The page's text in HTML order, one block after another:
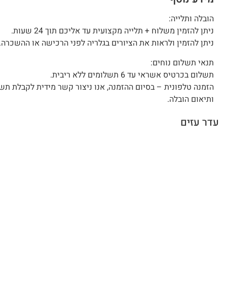
הובלה ותלייה:
ניתן להזמין משלוח + תלייה מקצועית עד אליכם תוך 24 שעות.
ניתן להזמין ולראות את הציורים בגלריה לפני הרכישה או
תנאי תשלום נוחים:
תשלום בכרטיס אשראי עד 6 תשלומים ללא ריבית.
הזמנה טלפונית – בסיום ההזמנה, אנו ניצור קשר מידית לקבלת
ותיאום הובלה.
עדר עזים